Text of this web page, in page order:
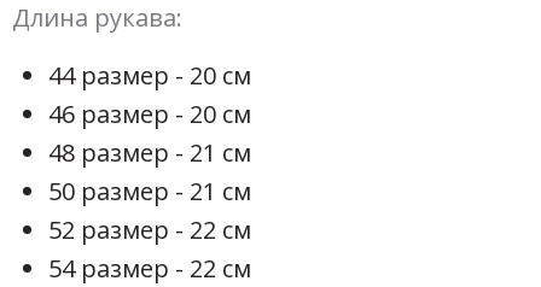
Длина рукава:
44 размер - 20 см
46 размер - 20 см
48 размер - 21 см
50 размер - 21 см
52 размер - 22 см
54 размер - 22 см